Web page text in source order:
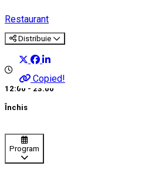
Restaurant
Distribuie
Copied!
12:00 - 23:00
Închis
Program